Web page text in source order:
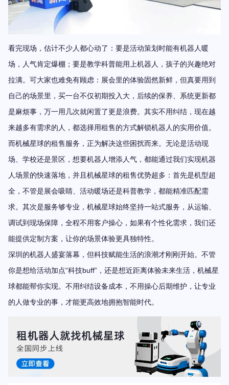
看完现场，估计不少人都心动了 ：要是活动策划时能有机器人暖
场，人气肯定爆棚；要是教学科普能用上机器人，孩子的兴趣绝对
拉满。可大家也难免有顾虑：展会里的体验固然新鲜，但真要用到
自己的场景里，买一台不仅初期投入大，后续的保养、系统更新都
是麻烦事，万一用几次就闲置了更是浪费。其实不用纠结，现在越
来越多有需求的人，都选择用租售的方式解锁机器人的实用价值。
而机械星球的租售服务，正为解决这些困扰而来。无论是活动现
场、学校还是景区，想要机器人增添人气，都能通过我们实现机器
人场景的快速落地，并且机械星球的租售优势超多： 首先是机型超
全，不管是展会吸睛、活动暖场还是科普教学，都能精准匹配需
求。其次是服务够专业， 机械星球始终坚持一站式服务 ，从运输、
调试到现场保障，全程不用客户操心，如果有个性化需求，我们还
能提供定制方案，让你的场景体验更具独特性。
深圳的机器人盛宴落幕，但科技赋能生活的浪潮才刚刚开始。不管
你是想给活动加点“科技buff” ，还是想近距离体验未来生活，机械星
球都能帮你实现。不用纠结设备成本，不用操心后期维护，让专业
的人做专业的事，才能更高效地拥抱智能时代。